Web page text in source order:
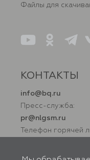
Файлы для
КОНТАКТЫ
info@bq.ru
Пресс-служба:
pr@nlgsm.ru
Телефон горячей